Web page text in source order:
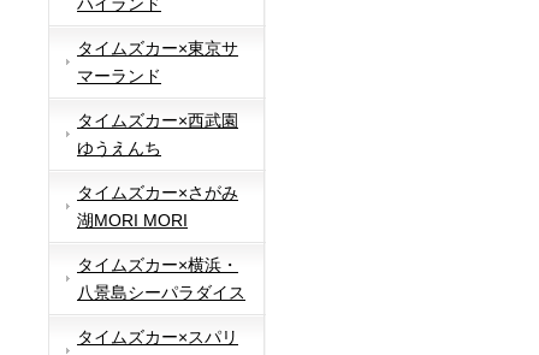
ハイランド
タイムズカー×東京サ
マーランド
タイムズカー×西武園
ゆうえんち
タイムズカー×さがみ
湖MORI MORI
タイムズカー×横浜・
八景島シーパラダイス
タイムズカー×スパリ